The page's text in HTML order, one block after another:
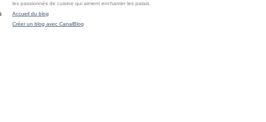
les passionnés de cuisine qui aiment enchanter les palais.
Accueil du blog
Créer un blog avec CanalBlog